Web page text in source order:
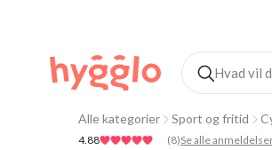
Alle kategorier Sport og fritid
4.88 (8)Se alle